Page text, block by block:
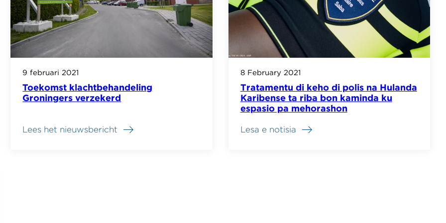
Toekomst klachtbehandeling
Groningers verzekerd
9 februari 2021
Lees het nieuwsbericht
Tratamentu di keho di polis na Hulanda
Karibense ta riba bon kaminda ku
espasio pa mehorashon
8 February 2021
Lesa e notisia